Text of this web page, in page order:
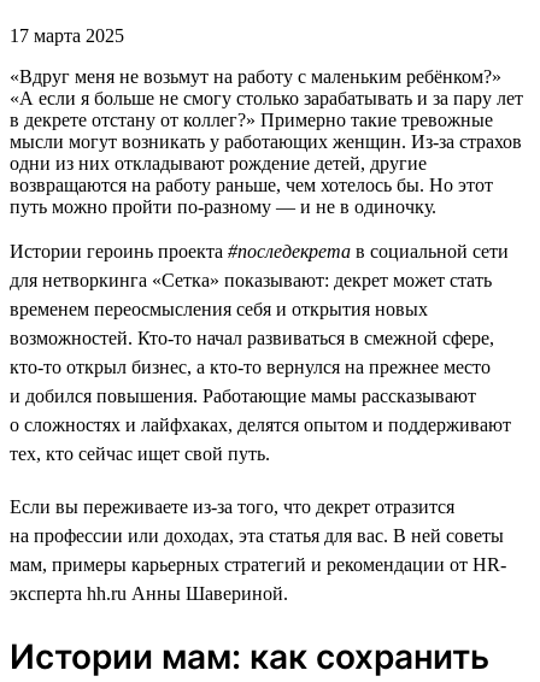
17 марта 2025
«Вдруг меня не возьмут на работу с маленьким ребёнком?»
«А если я больше не смогу столько зарабатывать и за пару лет
в декрете отстану от коллег?» Примерно такие тревожные
мысли могут возникать у работающих женщин. Из-за страхов
одни из них откладывают рождение детей, другие
возвращаются на работу раньше, чем хотелось бы. Но этот
путь можно пройти по-разному — и не в одиночку.
Истории героинь проекта #последекрета в социальной сети
для нетворкинга «Сетка» показывают: декрет может стать
временем переосмысления себя и открытия новых
возможностей. Кто-то начал развиваться в смежной сфере,
кто-то открыл бизнес, а кто-то вернулся на прежнее место
и добился повышения. Работающие мамы рассказывают
о сложностях и лайфхаках, делятся опытом и поддерживают
тех, кто сейчас ищет свой путь.
Если вы переживаете из-за того, что декрет отразится
на профессии или доходах, эта статья для вас. В ней советы
мам, примеры карьерных стратегий и рекомендации от HR-
эксперта hh.ru Анны Шавериной.
Истории мам: как сохранить